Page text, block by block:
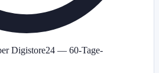
Digistore24 — 60-Tage-